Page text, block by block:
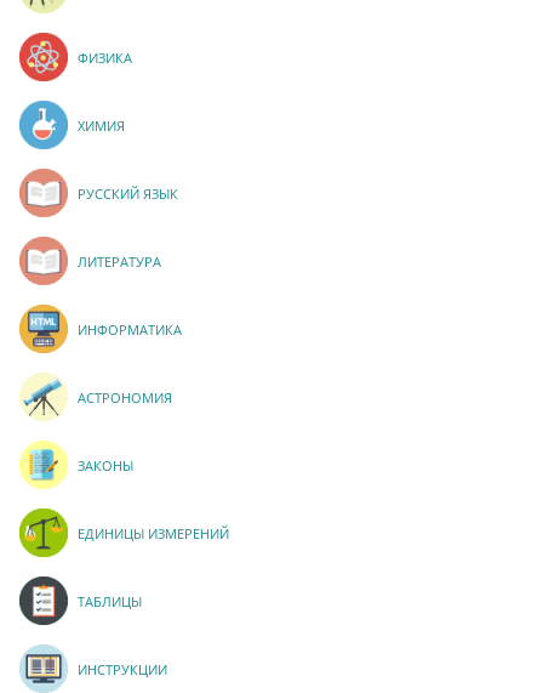
ФИЗИКА
ХИМИЯ
РУССКИЙ ЯЗЫК
ЛИТЕРАТУРА
ИНФОРМАТИКА
АСТРОНОМИЯ
ЗАКОНЫ
ЕДИНИЦЫ ИЗМЕРЕНИЙ
ТАБЛИЦЫ
ИНСТРУКЦИИ